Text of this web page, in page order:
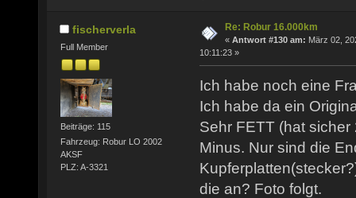
fischerverla
Full Member
Beiträge: 115
Fahrzeug: Robur LO 2002
AKSF
PLZ: A-3321
Re: Robur 16.000km
« Antwort #130 am: März 02,
10:11:23 »
Ich habe noch eine
Ich habe da ein
Sehr FETT (hat
Minus. Nur sind die
die an? Foto folgt.